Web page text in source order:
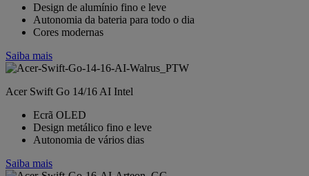
Design de alumínio fino e leve
Autonomia da bateria para todo o dia
Cores modernas
Saiba mais
Acer Swift Go 14/16 AI Intel
Ecrã OLED
Design metálico fino e leve
Autonomia de vários dias
Saiba mais